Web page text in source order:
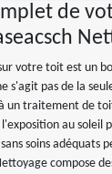
de
votre toit est un
s'agit pas de la
un traitement de
au soleil
soins adéquats
compose